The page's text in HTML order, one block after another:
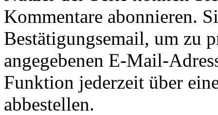
Kommentare abonnieren.
Bestätigungsemail, um zu
angegebenen E-Mail-
Funktion jederzeit über
abbestellen.